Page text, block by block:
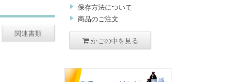
関連書類
保存方法について
商品のご注文
かごの中を見る